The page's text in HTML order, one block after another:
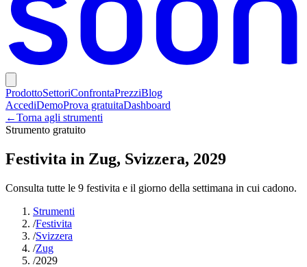
ProdottoSettoriConfrontaPrezziBlog
AccediDemoProva gratuitaDashboard
←Torna agli strumenti
Strumento gratuito
Festivita in Zug, Svizzera, 2029
Consulta tutte le 9 festivita e il giorno della settimana in cui cadono.
Strumenti
/Festivita
/Svizzera
/Zug
/2029